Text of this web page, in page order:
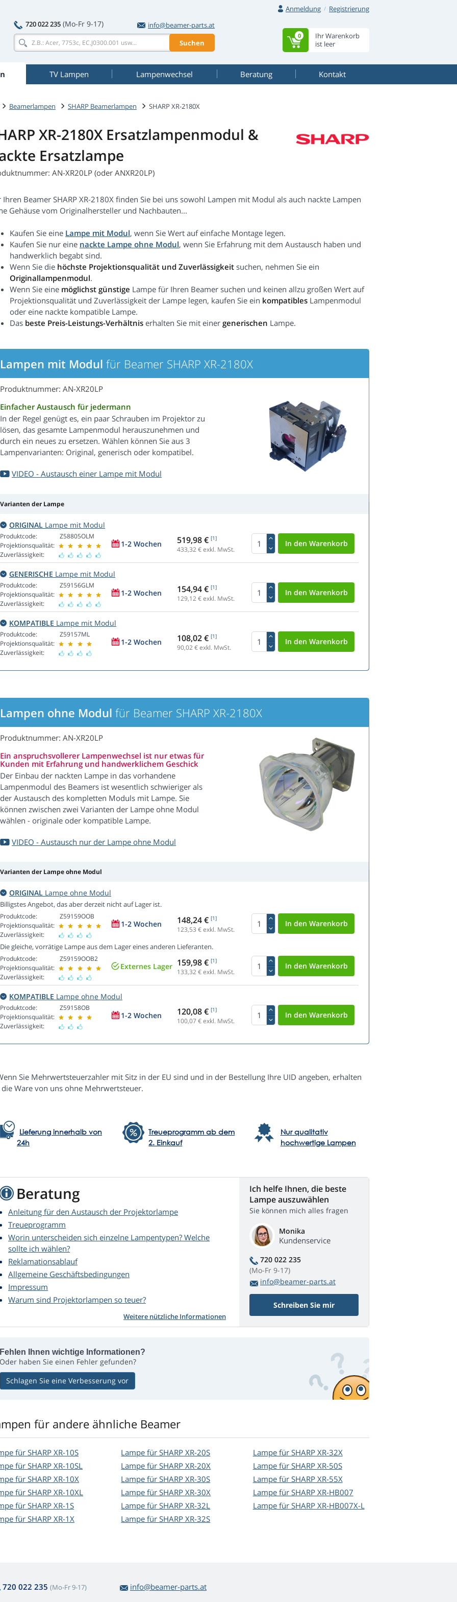
Anmeldung
Registrierung
720 022 235 (Mo-Fr 9-17)
info@beamer-parts.at
Suchen
Ihr Warenkorb
ist leer
0
TV Lampen Lampenwechsel Beratung Kontakt
Beamerlampen SHARP Beamerlampen SHARP XR-2180X
XR-2180X Ersatzlampenmodul &
Ersatzlampe
AN-XR20LP (oder ANXR20LP)
Ihren Beamer SHARP XR-2180X finden Sie bei uns sowohl Lampen mit Modul als auch nackte Lampen
Gehäuse vom Originalhersteller und Nachbauten...
Kaufen Sie eine Lampe mit Modul, wenn Sie Wert auf einfache Montage legen.
Kaufen Sie nur eine nackte Lampe ohne Modul, wenn Sie Erfahrung mit dem Austausch haben und
handwerklich begabt sind.
Wenn Sie die höchste Projektionsqualität und Zuverlässigkeit suchen, nehmen Sie ein
Originallampenmodul.
Wenn Sie eine möglichst günstige Lampe für Ihren Beamer suchen und keinen allzu großen Wert auf
Projektionsqualität und Zuverlässigkeit der Lampe legen, kaufen Sie ein kompatibles Lampenmodul
oder eine nackte kompatible Lampe.
Das beste Preis-Leistungs-Verhältnis erhalten Sie mit einer generischen Lampe.
Lampen mit Modul für Beamer SHARP XR-2180X
Produktnummer: AN-XR20LP
Einfacher Austausch für jedermann
In der Regel genügt es, ein paar Schrauben im Projektor zu
lösen, das gesamte Lampenmodul herauszunehmen und
durch ein neues zu ersetzen. Wählen können Sie aus 3
Lampenvarianten: Original, generisch oder kompatibel.
VIDEO - Austausch einer Lampe mit Modul
Varianten der Lampe
ORIGINAL Lampe mit Modul
Produktcode:
Projektionsqualität:
Zuverlässigkeit:
Z58805OLM
1-2 Wochen 519,98 € [1]
433,32€ exkl. MwSt.
GENERISCHE Lampe mit Modul
Produktcode:
Projektionsqualität:
Zuverlässigkeit:
Z59156GLM
1-2 Wochen 154,94 € [1]
129,12€ exkl. MwSt.
KOMPATIBLE Lampe mit Modul
Produktcode:
Projektionsqualität:
Zuverlässigkeit:
Z59157ML
1-2 Wochen 108,02 € [1]
90,02€ exkl. MwSt.
Lampen ohne Modul für Beamer SHARP XR-2180X
Produktnummer: AN-XR20LP
Ein anspruchsvollerer Lampenwechsel ist nur etwas für
Kunden mit Erfahrung und handwerklichem Geschick
Der Einbau der nackten Lampe in das vorhandene
Lampenmodul des Beamers ist wesentlich schwieriger als
der Austausch des kompletten Moduls mit Lampe. Sie
können zwischen zwei Varianten der Lampe ohne Modul
wählen - originale oder kompatible Lampe.
VIDEO - Austausch nur der Lampe ohne Modul
Varianten der Lampe ohne Modul
ORIGINAL Lampe ohne Modul
Billigstes Angebot, das aber derzeit nicht auf Lager ist.
Produktcode:
Projektionsqualität:
Zuverlässigkeit:
Z59159OOB
1-2 Wochen 148,24 € [1]
123,53 € exkl. MwSt.
Die gleiche, vorrätige Lampe aus dem Lager eines anderen Lieferanten.
Produktcode:
Projektionsqualität:
Zuverlässigkeit:
Z59159OOB2
Externes Lager 159,98 € [1]
133,32€ exkl. MwSt.
KOMPATIBLE Lampe ohne Modul
Produktcode:
Projektionsqualität:
Zuverlässigkeit:
Z59158OB
1-2 Wochen 120,08 € [1]
100,07 € exkl. MwSt.
Sie Mehrwertsteuerzahler mit Sitz in der EU sind und in der Bestellung Ihre UID angeben, erhalten
die Ware von uns ohne Mehrwertsteuer.
Lieferung innerhalb von
24h
Treueprogramm ab dem
2. Einkauf
Nur qualitativ
hochwertige Lampen
Beratung
Anleitung für den Austausch der Projektorlampe
Treueprogramm
Worin unterscheiden sich einzelne Lampentypen? Welche
sollte ich wählen?
Reklamationsablauf
Allgemeine Geschäftsbedingungen
Impressum
Warum sind Projektorlampen so teuer?
Weitere nützliche Informationen
Ich helfe Ihnen, die beste
Lampe auszuwählen
Sie können mich alles fragen
Monika
Kundenservice
720 022 235
(Mo-Fr 9-17)
info@beamer-parts.at
Schreiben Sie mir
Fehlen Ihnen wichtige Informationen?
Oder haben Sie einen Fehler gefunden?
Schlagen Sie eine Verbesserung vor
für andere ähnliche Beamer
für SHARP XR-10S
für SHARP XR-10SL
für SHARP XR-10X
für SHARP XR-10XL
für SHARP XR-1S
für SHARP XR-1X
Lampe für SHARP XR-20S
Lampe für SHARP XR-20X
Lampe für SHARP XR-30S
Lampe für SHARP XR-30X
Lampe für SHARP XR-32L
Lampe für SHARP XR-32S
Lampe für SHARP XR-32X
Lampe für SHARP XR-50S
Lampe für SHARP XR-55X
Lampe für SHARP XR-HB007
Lampe für SHARP XR-HB007X-L
720 022 235 (Mo-Fr 9-17) info@beamer-parts.at